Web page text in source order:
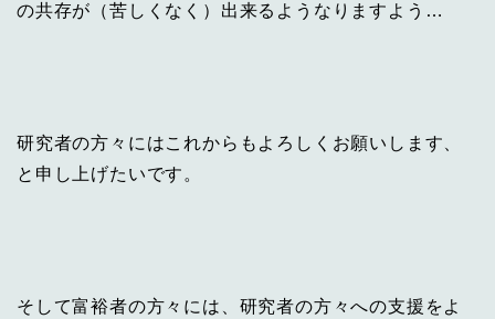
の共存が（苦しくなく）出来るようなりますよう…
研究者の方々にはこれからもよろしくお願いします、
と申し上げたいです。
そして富裕者の方々には、研究者の方々への支援をよ